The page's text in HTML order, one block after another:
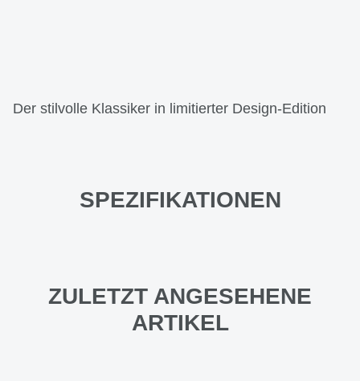
Der stilvolle Klassiker in limitierter Design-Edition
SPEZIFIKATIONEN
ZULETZT ANGESEHENE
ARTIKEL